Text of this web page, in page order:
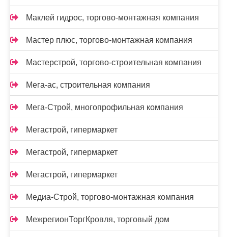
Маклей гидрос, торгово-монтажная компания
Мастер плюс, торгово-монтажная компания
Мастерстрой, торгово-строительная компания
Мега-ас, строительная компания
Мега-Строй, многопрофильная компания
Мегастрой, гипермаркет
Мегастрой, гипермаркет
Мегастрой, гипермаркет
Медиа-Строй, торгово-монтажная компания
МежрегионТоргКровля, торговый дом